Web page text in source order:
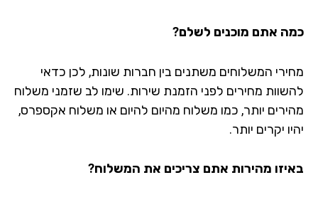
אתם מוכנים לשלם?
המשלוחים משתנים בין חברות שונות, לכן כדאי
מחירים לפני הזמנת שירות. שימו לב שזמני משלוח
יותר, כמו משלוח מהיום להיום או משלוח אקספרס,
יקרים יותר.
מהירות אתם צריכים את המשלוח?